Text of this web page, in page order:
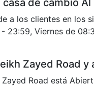
a los clientes en
23:59, Viernes de
Zayed Road
Road está